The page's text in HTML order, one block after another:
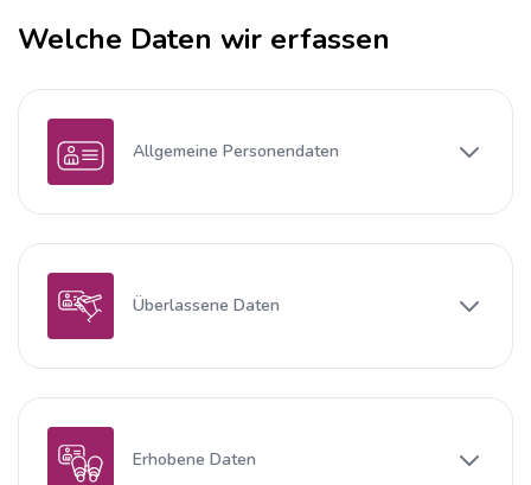
Welche Daten wir erfassen
Allgemeine Personendaten
Überlassene Daten
Erhobene Daten